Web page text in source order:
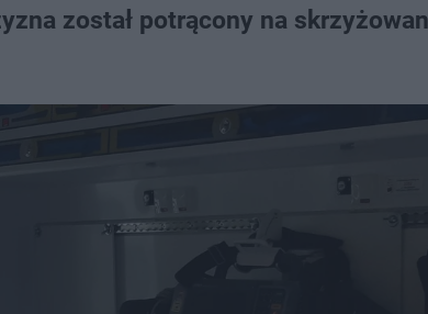
został potrącony na